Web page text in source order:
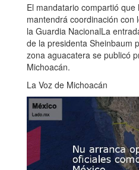
El mandatario compartió
mantendrá coordinación con
la Guardia NacionalLa
de la presidenta Sheinbaum
zona aguacatera se publicó
Michoacán.
La Voz de Michoacán